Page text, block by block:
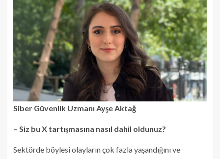
Siber Güvenlik Uzmanı Ayşe Aktağ
– Siz bu X tartışmasına nasıl dahil oldunuz?
Sektörde böylesi olayların çok fazla yaşandığını ve